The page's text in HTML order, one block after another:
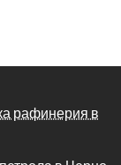
рафинерия в